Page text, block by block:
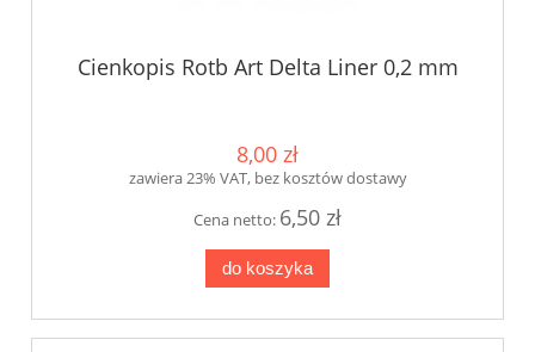
Cienkopis Rotb Art Delta Liner 0,2 mm
8,00 zł
zawiera 23% VAT, bez kosztów dostawy
Cena netto: 6,50 zł
do koszyka